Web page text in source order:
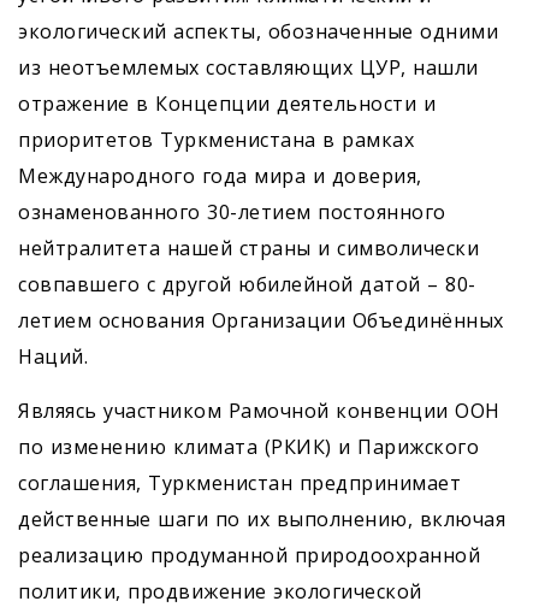
экологический аспекты, обозначенные одними
из неотъемлемых составляющих ЦУР, нашли
отражение в Концепции деятельности и
приоритетов Туркменистана в рамках
Международного года мира и доверия,
ознаменованного 30-летием постоянного
нейтралитета нашей страны и символически
совпавшего с другой юбилейной датой – 80-
летием основания Организации Объединённых
Наций.
Являясь участником Рамочной конвенции ООН
по изменению климата (РКИК) и Парижского
соглашения, Туркменистан предпринимает
действенные шаги по их выполнению, включая
реализацию продуманной природоохранной
политики, продвижение экологической